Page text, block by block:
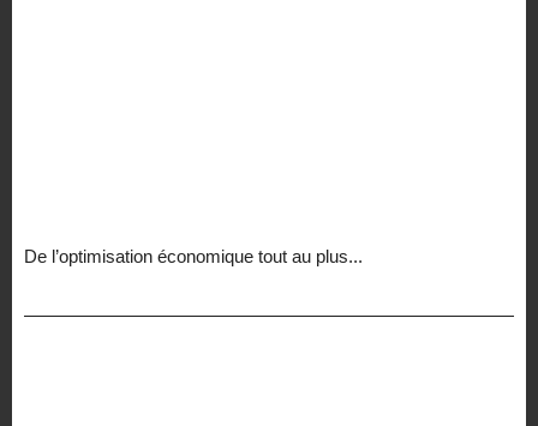
De l’optimisation économique tout au plus...